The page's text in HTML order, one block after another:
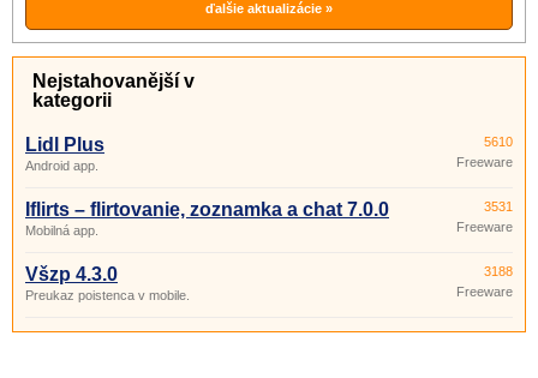
ďalšie aktualizácie »
Nejstahovanější v
kategorii
Lidl Plus
Android app.
5610
Freeware
Iflirts – flirtovanie, zoznamka a chat 7.0.0
Mobilná app.
3531
Freeware
Všzp 4.3.0
Preukaz poistenca v mobile.
3188
Freeware